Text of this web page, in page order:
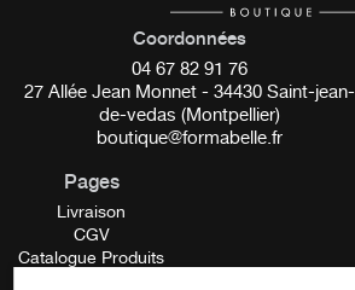
Coordonnées
04 67 82 91 76
27 Allée Jean Monnet - 34430 Saint-jean-
de-vedas (Montpellier)
boutique@formabelle.fr
Pages
Livraison
CGV
Catalogue Produits